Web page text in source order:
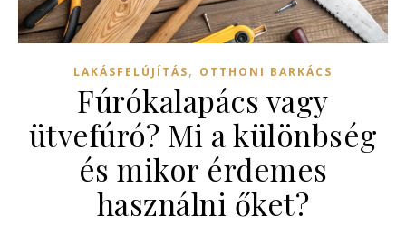
LAKÁSFELÚJÍTÁS, OTTHONI BARKÁCS
Fúrókalapács vagy
ütvefúró? Mi a különbség
és mikor érdemes
használni őket?